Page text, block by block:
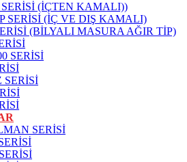
SERİSİ (İÇTEN KAMALI))
SERİSİ (İÇ VE DIŞ KAMALI)
(BİLYALI MASURA AĞIR TİP)
SERİSİ
SERİSİ
SERİSİ